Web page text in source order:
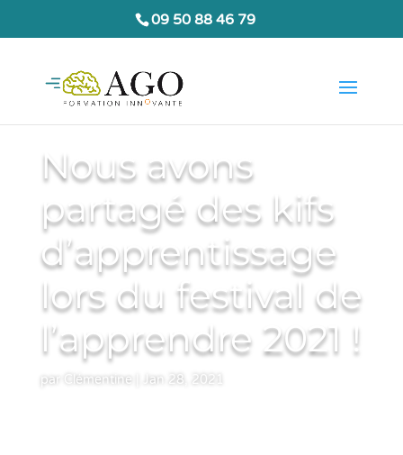
09 50 88 46 79
Nous avons
partagé des kifs
d’apprentissage
lors du festival de
l’apprendre 2021 !
par Clémentine Jan 28, 2021